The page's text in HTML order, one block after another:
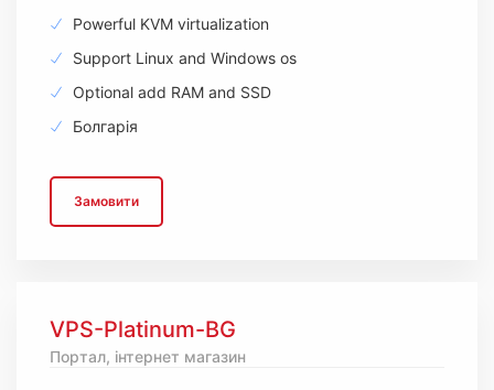
Powerful KVM virtualization
Support Linux and Windows os
Optional add RAM and SSD
Болгарія
Замовити
VPS-Platinum-BG
Портал, інтернет магазин